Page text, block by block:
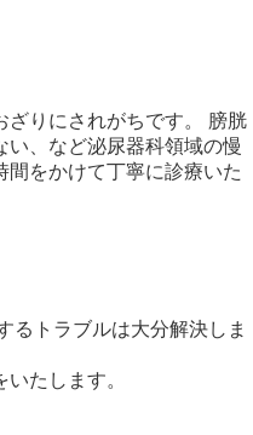
ざりにされがちです。 膀胱
、など泌尿器科領域の慢
をかけて丁寧に診療いた
るトラブルは大分解決しま
たします。